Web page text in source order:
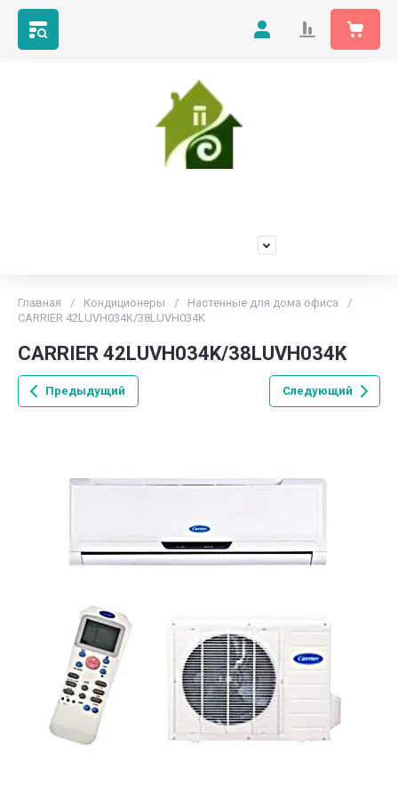
Главная / Кондиционеры / Настенные для дома офиса
/
CARRIER 42LUVH034K/38LUVH034K
CARRIER 42LUVH034K/38LUVH034K
Предыдущий Следующий